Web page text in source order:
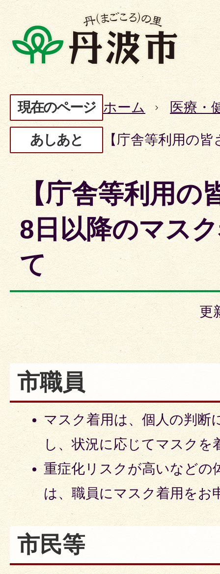
現在のページ ホーム 医療・
あしあと 【庁舎等利用の
【庁舎等利用の
8日以降のマス
て
更
市職員
マスク着用は、個人の判断
し、状況に応じてマスクを
重症化リスクが高いなどの
は、職員にマスク着用をお
市民等